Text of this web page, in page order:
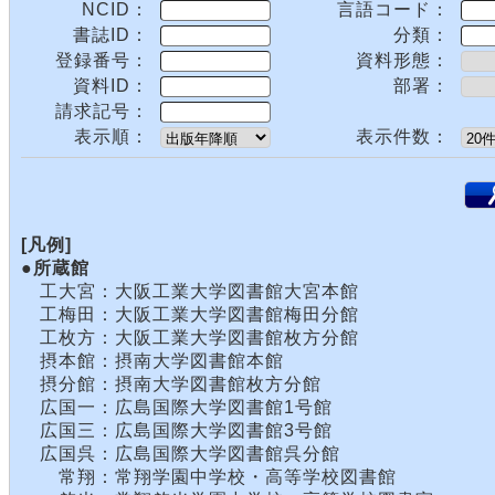
NCID：
言語コード：
書誌ID：
分類：
登録番号：
資料形態：
資料ID：
部署：
請求記号：
表示順：
表示件数：
[凡例]
●所蔵館
工大宮：大阪工業大学図書館大宮本館
工梅田：大阪工業大学図書館梅田分館
工枚方：大阪工業大学図書館枚方分館
摂本館：摂南大学図書館本館
摂分館：摂南大学図書館枚方分館
広国一：広島国際大学図書館1号館
広国三：広島国際大学図書館3号館
広国呉：広島国際大学図書館呉分館
常翔：常翔学園中学校・高等学校図書館